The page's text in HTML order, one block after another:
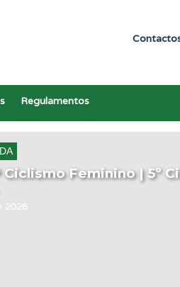
Regulamentos
Ciclismo Feminino | 5º
2026